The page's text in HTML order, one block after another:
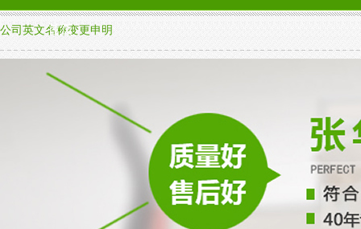
首页
公司英文名称变更申明